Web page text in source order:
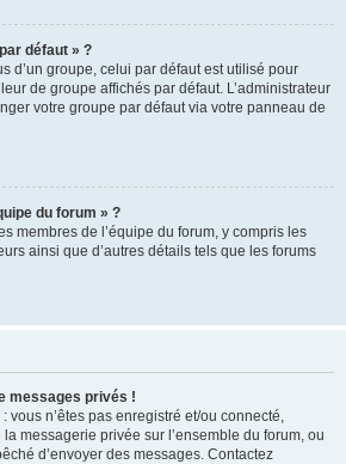
défaut » ?
d’un groupe, celui par défaut est utilisé pour
de groupe affichés par défaut. L’administrateur
votre groupe par défaut via votre panneau de
du forum » ?
membres de l’équipe du forum, y compris les
ainsi que d’autres détails tels que les forums
messages privés !
: vous n’êtes pas enregistré et/ou connecté,
la messagerie privée sur l’ensemble du forum, ou
d’envoyer des messages. Contactez